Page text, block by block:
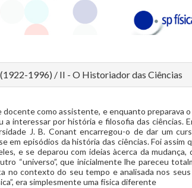
1996) / II - O Historiador das Ciências
docente como assistente, e enquanto preparava
a interessar por história e filosofia das ciências.
J. B. Conant encarregou-o de dar um
em episódios da história das ciências. Foi assim
e se deparou com ideias àcerca da mudança,
“universo”, que inicialmente lhe pareceu
no contexto do seu tempo e analisada nos
era simplesmente uma física diferente